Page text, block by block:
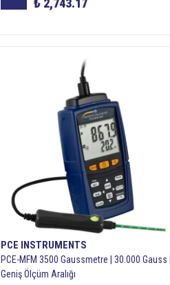
₺ 2,743.17
PCE INSTRUMENTS
PCE-MFM 3500 Gaussmetre | 30.000 Gauss |
Geniş Ölçüm Aralığı